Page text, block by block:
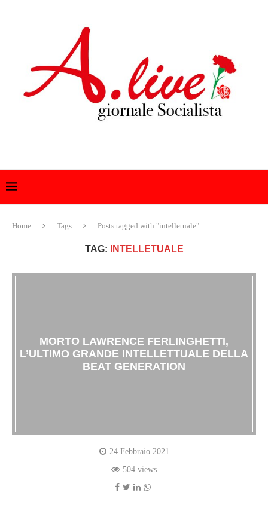
Home Tags Posts tagged with "intelletuale"
TAG: INTELLETUALE
MORTO LAWRENCE FERLINGHETTI,
L’ULTIMO GRANDE INTELLETTUALE DELLA
BEAT GENERATION
24 Febbraio 2021
504 views